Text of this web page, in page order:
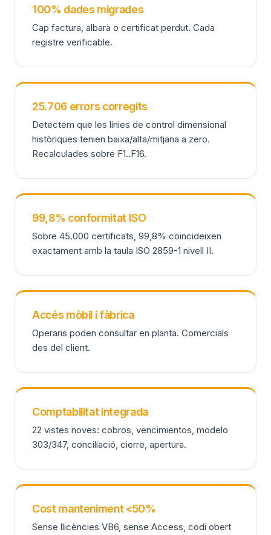
100% dades migrades
Cap factura, albarà o certificat perdut. Cada
registre verificable.
25.706 errors corregits
Detectem que les línies de control dimensional
històriques tenien baixa/alta/mitjana a zero.
Recalculades sobre F1..F16.
99,8% conformitat ISO
Sobre 45.000 certificats, 99,8% coincideixen
exactament amb la taula ISO 2859-1 nivell II.
Accés mòbil i fàbrica
Operaris poden consultar en planta. Comercials
des del client.
Comptabilitat integrada
22 vistes noves: cobros, vencimientos, modelo
303/347, conciliació, cierre, apertura.
Cost manteniment <50%
Sense llicències VB6, sense Access, codi obert